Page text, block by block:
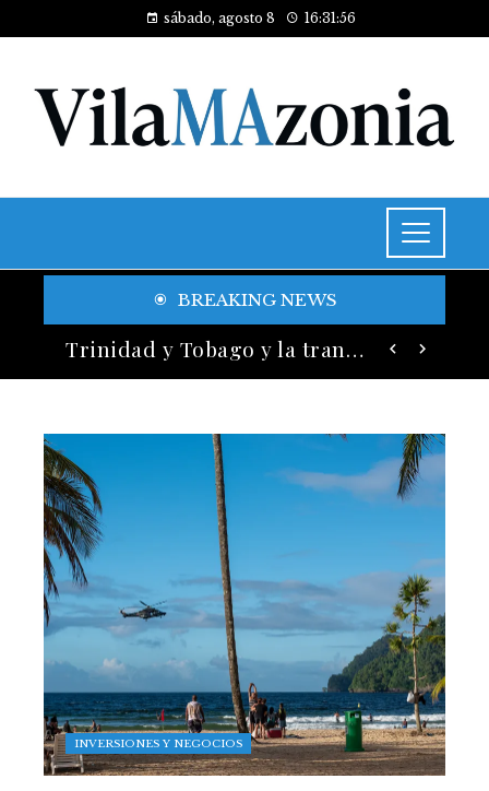
sábado, agosto 8 16:31:58
BREAKING NEWS
Trinidad y Tobago y la transición energética con enfoque en justicia social y desarrollo sostenible
INVERSIONES Y NEGOCIOS